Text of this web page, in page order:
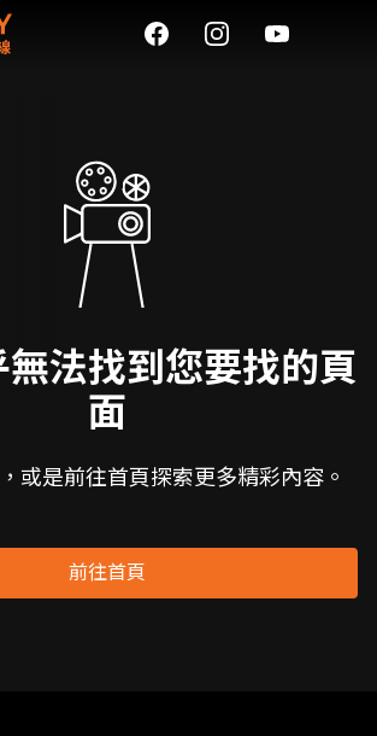
法找到您要找的頁
面
或是前往首頁探索更多精彩內容。
前往首頁